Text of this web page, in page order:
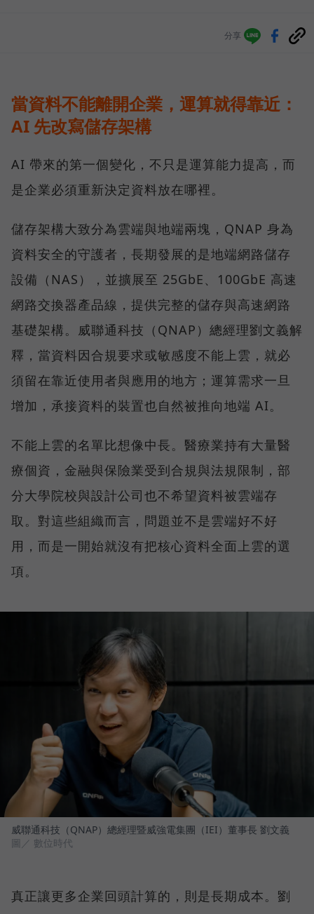
分享
當資料不能離開企業，運算就得靠近：
AI 先改寫儲存架構
AI 帶來的第一個變化，不只是運算能力提高，而
是企業必須重新決定資料放在哪裡。
儲存架構大致分為雲端與地端兩塊，QNAP 身為
資料安全的守護者，長期發展的是地端網路儲存
設備（NAS），並擴展至 25GbE、100GbE 高速
網路交換器產品線，提供完整的儲存與高速網路
基礎架構。威聯通科技（QNAP）總經理劉文義解
釋，當資料因合規要求或敏感度不能上雲，就必
須留在靠近使用者與應用的地方；運算需求一旦
增加，承接資料的裝置也自然被推向地端 AI。
不能上雲的名單比想像中長。醫療業持有大量醫
療個資，金融與保險業受到合規與法規限制，部
分大學院校與設計公司也不希望資料被雲端存
取。對這些組織而言，問題並不是雲端好不好
用，而是一開始就沒有把核心資料全面上雲的選
項。
威聯通科技（QNAP）總經理暨威強電集團（IEI）董事長 劉文義
圖／ 數位時代
真正讓更多企業回頭計算的，則是長期成本。劉